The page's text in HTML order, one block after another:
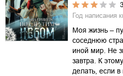
Год написания
Моя жизнь –
соседнюю
иной мир. Не
завтра. К
делать, если